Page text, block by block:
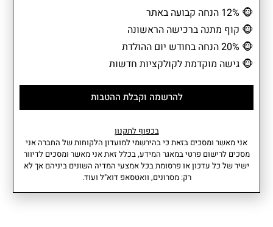
Afia Lite הוא תיק צד קליל ונוח בעיצוב מינימליסטי שמתאים לכל
מטרה. הוא אידיאלי לימים שבהם רוצים לקחת רק את הדברים החשובים
ומשתלב בקלות בכל סגנון ובכל רגע – מטיולים ועד סידורים או יציאות
ספונטניות.
מאפיינים
נפח: 0.07 קג
עומק: 1סמ I רוחב: 13סמ I גובה:
19סמ
הרכב בד: 56% פוליאמיד ממוחזר,
44% פוליאמיד.
אחריות: שנתיים
עוד
🐵
🐵 קוף מתנה ברכישה הראשונה
🐵
🐵 גישה מוקדמת לקולקציות חדשות
להרשמה וקבלת ההטבות
בכפוף לתקנון
אני מאשר ומסכים בזאת כי בהירשמי למועדון הלקוחות של החברה אני
מסכים לרישום פרטי במאגר המידע, בכלל זאת אני מאשר ומסכים לדיוור
ישיר של כל עדכון או פרסומת בכל אמצעי המדיה השונים ביניהם אך לא
רק: מסרונים, וואטסאפ דוא"ל ועוד.